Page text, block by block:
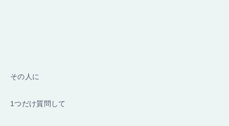
その人に
1つだけ質問して